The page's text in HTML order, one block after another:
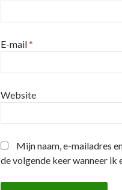
E-mail*
Website
Mijn naam, e-mailadres
de volgende keer wanneer ik